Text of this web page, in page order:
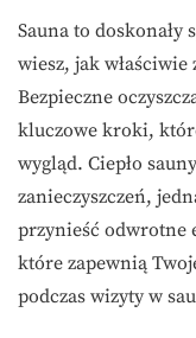
Sauna to doskonały
wiesz, jak właściwie
Bezpieczne
kluczowe kroki,
wygląd. Ciepło
zanieczyszczeń,
przynieść odwrotne
które zapewnią
podczas wizyty w